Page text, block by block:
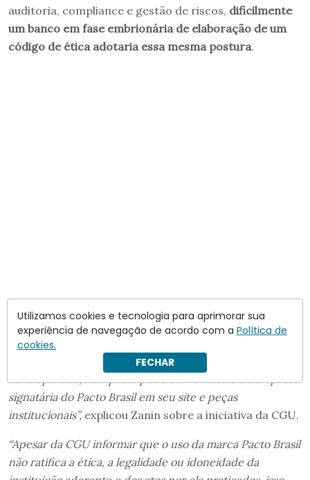
auditoria, compliance e gestão de riscos, dificilmente
um banco em fase embrionária de elaboração de um
código de ética adotaria essa mesma postura.
“No questionário, a empresa informa se possui práticas
como gestão de riscos de corrupção, controles internos,
políticas de integridade e governança de compliance. Em
contrapartida, a empresa pode utilizar o selo de empresa
signatária do Pacto Brasil em seu site e peças
institucionais”, explicou Zanin sobre a iniciativa da CGU.
“Apesar da CGU informar que o uso da marca Pacto Brasil
não ratifica a ética, a legalidade ou idoneidade da
Utilizamos cookies e tecnologia para aprimorar sua
experiência de navegação de acordo com a Política de
cookies.
FECHAR